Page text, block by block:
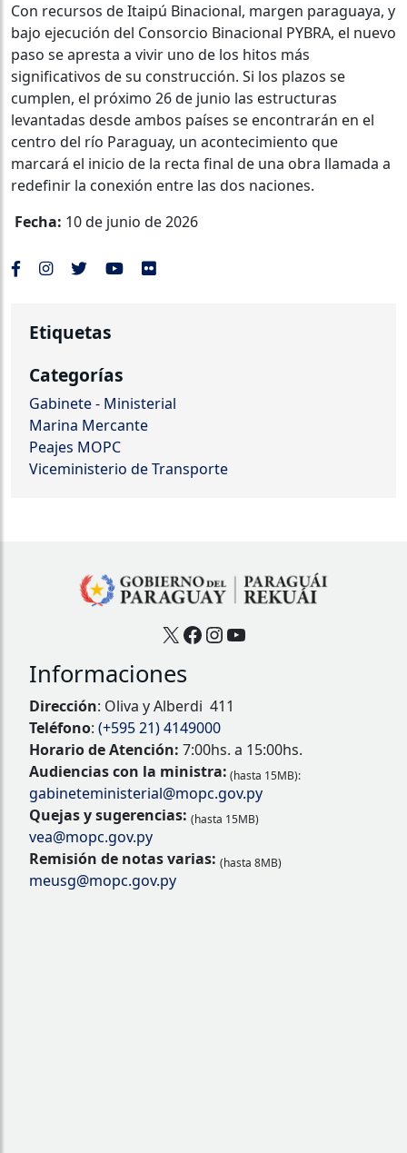
Con recursos de Itaipú Binacional, margen paraguaya, y
bajo ejecución del Consorcio Binacional PYBRA, el nuevo
paso se apresta a vivir uno de los hitos más
significativos de su construcción. Si los plazos se
cumplen, el próximo 26 de junio las estructuras
levantadas desde ambos países se encontrarán en el
centro del río Paraguay, un acontecimiento que
marcará el inicio de la recta final de una obra llamada a
redefinir la conexión entre las dos naciones.
Fecha: 10 de junio de 2026
Etiquetas
Categorías
Gabinete - Ministerial
Marina Mercante
Peajes MOPC
Viceministerio de Transporte
X Facebook
Instagram
YouTube
Informaciones
Dirección: Oliva y Alberdi 411
Teléfono: (+595 21) 4149000
Horario de Atención: 7:00hs. a 15:00hs.
Audiencias con la ministra: (hasta 15MB):
gabineteministerial@mopc.gov.py
Quejas y sugerencias: (hasta 15MB)
vea@mopc.gov.py
Remisión de notas varias: (hasta 8MB)
meusg@mopc.gov.py